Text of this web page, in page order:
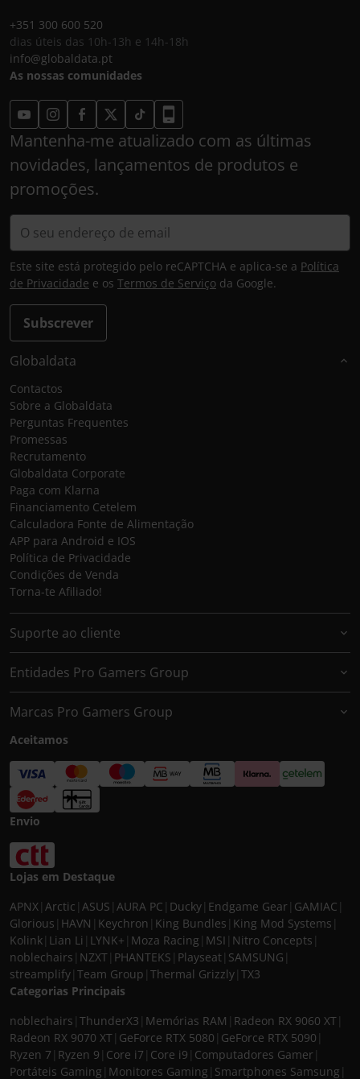
+351 300 600 520
dias úteis das 10h-13h e 14h-18h
info@globaldata.pt
As nossas comunidades
Mantenha-me atualizado com as últimas
novidades, lançamentos de produtos e
promoções.
Subscrever
Este site está protegido pelo reCAPTCHA e aplica-se a Política
de Privacidade e os Termos de Serviço da Google.
Globaldata
Contactos
Sobre a Globaldata
Perguntas Frequentes
Promessas
Recrutamento
Globaldata Corporate
Paga com Klarna
Financiamento Cetelem
Calculadora Fonte de Alimentação
APP para Android e IOS
Política de Privacidade
Condições de Venda
Torna-te Afiliado!
Suporte ao cliente
Entidades Pro Gamers Group
Marcas Pro Gamers Group
Aceitamos
Envio
Lojas em Destaque
APNX Arctic ASUS AURA PC Ducky Endgame Gear GAMIAC
Glorious HAVN Keychron King Bundles King Mod Systems
Kolink Lian Li LYNK+ Moza Racing MSI Nitro Concepts
noblechairs NZXT PHANTEKS Playseat SAMSUNG
streamplify Team Group Thermal Grizzly TX3
Categorias Principais
noblechairs ThunderX3 Memórias RAM Radeon RX 9060 XT
Radeon RX 9070 XT GeForce RTX 5080 GeForce RTX 5090
Ryzen 7 Ryzen 9 Core i7 Core i9 Computadores Gamer
Portáteis Gaming Monitores Gaming Smartphones Samsung